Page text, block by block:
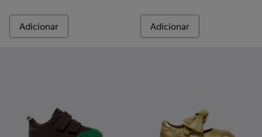
Adicionar Adicionar